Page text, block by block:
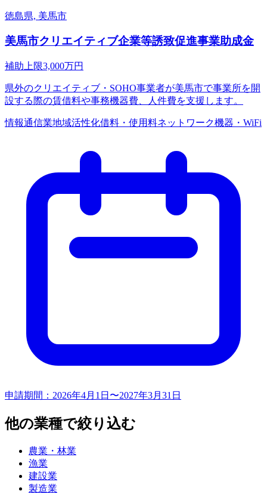
徳島県, 美馬市
美馬市クリエイティブ企業等誘致促進事業助成金
補助上限3,000万円
県外のクリエイティブ・SOHO事業者が美馬市で事業所を開
設する際の賃借料や事務機器費、人件費を支援します。
情報通信業地域活性化借料・使用料ネットワーク機器・WiFi
申請期間： 2026年4月1日〜2027年3月31日
他の業種で絞り込む
農業・林業
漁業
建設業
製造業